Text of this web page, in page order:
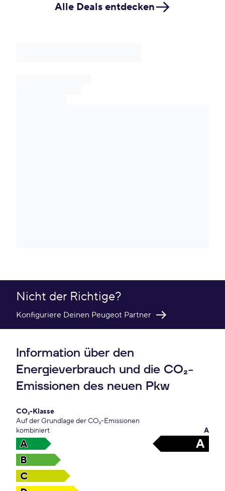
Alle Deals entdecken
Nicht der Richtige?
Konfiguriere Deinen Peugeot Partner
Information über den
Energieverbrauch und die CO₂-
Emissionen des neuen Pkw
CO₂-Klasse
Auf der Grundlage der CO₂-Emissionen
kombiniert
A
A A
B
C